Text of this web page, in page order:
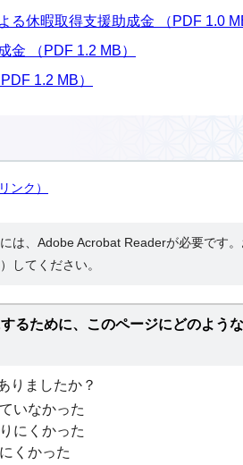
る休暇取得支援助成金 （PDF 1.0
金 （PDF 1.2 MB）
1.2 MB）
ンク）
は、Adobe Acrobat Readerが必要です
してください。
るために、このページにどのよう
りましたか？
いなかった
にくかった
くかった